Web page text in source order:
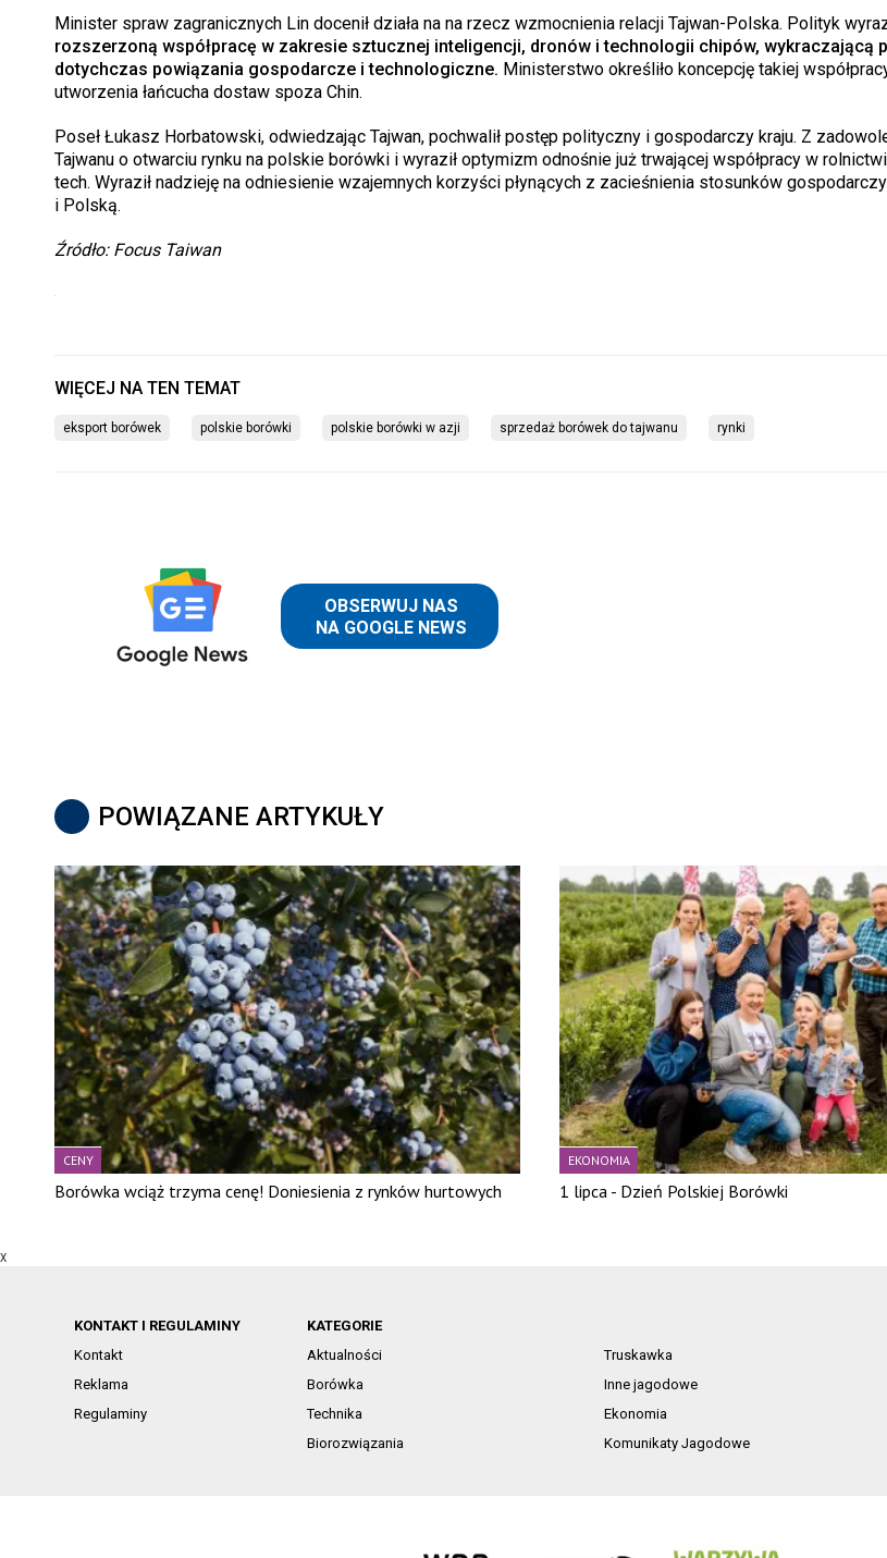
Minister spraw zagranicznych Lin docenił działa na na rzecz wzmocnienia relacji Tajwan-Polska. Polityk
rozszerzoną współpracę w zakresie sztucznej inteligencji, dronów i technologii chipów, wykraczającą
dotychczas powiązania gospodarcze i technologiczne. Ministerstwo określiło koncepcję takiej
utworzenia łańcucha dostaw spoza Chin.
Poseł Łukasz Horbatowski, odwiedzając Tajwan, pochwalił postęp polityczny i gospodarczy kraju. Z
Tajwanu o otwarciu rynku na polskie borówki i wyraził optymizm odnośnie już trwającej współpracy w
tech. Wyraził nadzieję na odniesienie wzajemnych korzyści płynących z zacieśnienia stosunków
i Polską.
Źródło: Focus Taiwan
eksport borówek polskie borówki polskie borówki w azji sprzedaż borówek do tajwanu rynki
POWIĄZANE ARTYKUŁY
CENY
Borówka wciąż trzyma cenę! Doniesienia z rynków hurtowych
EKONOMIA
1 lipca - Dzień Polskiej Borówki
X
KONTAKT I REGULAMINY
Kontakt
Reklama
Regulaminy
KATEGORIE
Aktualności
Truskawka
Borówka
Inne jagodowe
Technika
Ekonomia
Biorozwiązania
Komunikaty Jagodowe